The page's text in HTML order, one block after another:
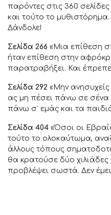
παρόντες στις 360
και τούτο το
Δάνδολε!
Σελίδα 266 «Μια επίθεση
ήταν επίθεση στην
παρατραβήξει. Και
Σελίδα 292 «Μην
ας μη πέσει πάνω σε σένα
πάνω σ’ εμάς και τα
Σελίδα 404 «Όσοι οι
τούτο το ολοκαύτωμα,
άλλους τόπους
θα κρατούσε δύο χιλιάδες
προβλέψει σωστά. Δεν